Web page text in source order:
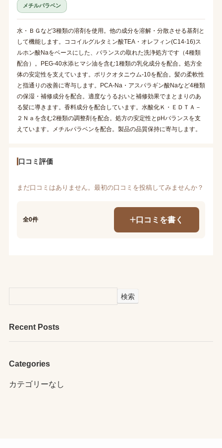
メチルパラベン
水・ＢＧなど3種類の溶剤を使用。他の成分を溶解・分散させる基剤と
して機能します。ココイルグルタミン酸TEA・オレフィン(C14-16)ス
ルホン酸Naをベースにした、バランスの取れた洗浄処方です（4種類
配合）。PEG-40水添ヒマシ油を含む1種類の乳化成分を配合。処方全
体の安定性を支えています。ポリクオタニウム-10を配合。髪の柔軟性
と指通りの改善に寄与します。PCA-Na・アスパラギン酸Naなど4種類
の保湿・補修成分を配合。適度なうるおいと補修効果でまとまりのあ
る髪に導きます。香料成分を配合しています。水酸化Ｋ・ＥＤＴＡ－
２Ｎａを含む2種類の調整剤を配合。処方の安定性とpHバランスを支
えています。メチルパラベンを配合。製品の品質保持に寄与します。
口コミ評価
まだ口コミはありません。最初の口コミを投稿してみませんか？
全0件 口コミを書く
検索
Recent Posts
Categories
カテゴリーなし